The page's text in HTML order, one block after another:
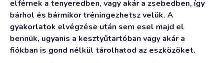
elférnek a tenyeredben, vagy akár a zsebedben, így
bárhol és bármikor tréningezhetsz velük. A
gyakorlatok elvégzése után sem esel majd el
bennük, ugyanis a kesztyűtartóban vagy akár a
fiókban is gond nélkül tárolhatod az eszközöket.